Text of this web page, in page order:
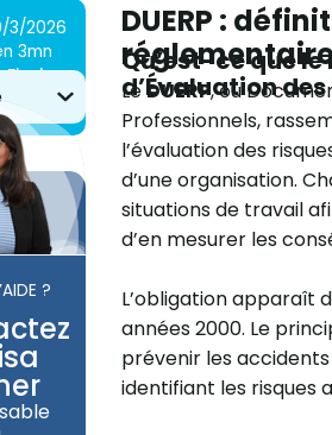
3/2026
3mn
Fischer
?
DUERP :
Qu’est-ce que
d’Évaluation
LeDUERP, ou
Professionnels,
l’évaluation des
d’une organisation.
situations de travail
d’en mesurer les
L’obligation apparaît
années 2000. Le
prévenir les
identifiant les risques